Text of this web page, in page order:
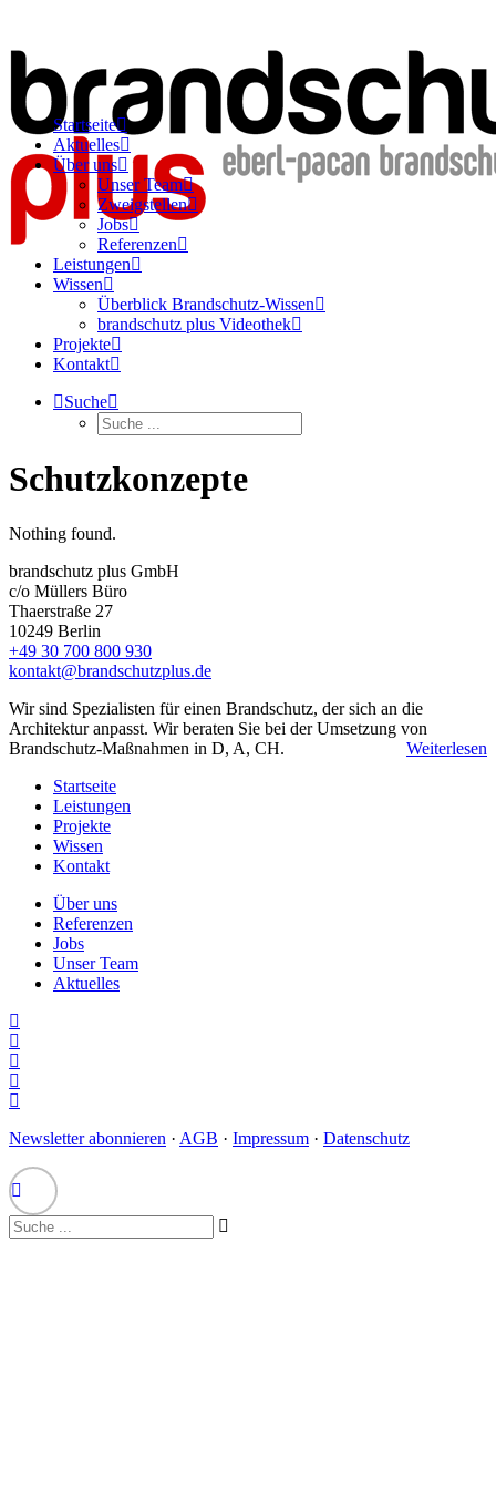
Startseite
Aktuelles
Über uns
Unser Team
Zweigstellen
Jobs
Referenzen
Leistungen
Wissen
Überblick Brandschutz-Wissen
brandschutz plus Videothek
Projekte
Kontakt
Suche
Schutzkonzepte
Nothing found.
brandschutz plus GmbH
c/o Müllers Büro
Thaerstraße 27
10249 Berlin
+49 30 700 800 930
kontakt@brand­schutz­plus.de
Wir sind Spezialisten für einen Brandschutz, der sich an die
Architektur anpasst. Wir beraten Sie bei der Umsetzung von
Brandschutz-Maßnahmen in D, A, CH.
Weiterlesen
Startseite
Leistungen
Projekte
Wissen
Kontakt
Über uns
Referenzen
Jobs
Unser Team
Aktuelles
Newsletter abonnieren · AGB · Impressum · Datenschutz